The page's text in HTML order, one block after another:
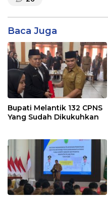
Baca Juga
Bupati Melantik 132 CPNS
Yang Sudah Dikukuhkan